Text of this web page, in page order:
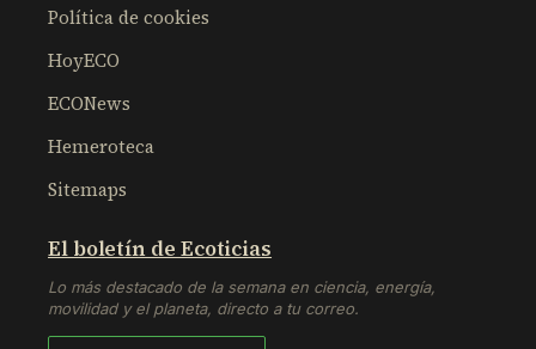
Política de cookies
HoyECO
ECONews
Hemeroteca
Sitemaps
El boletín de Ecoticias
Lo más destacado de la semana en ciencia, energía,
movilidad y el planeta, directo a tu correo.